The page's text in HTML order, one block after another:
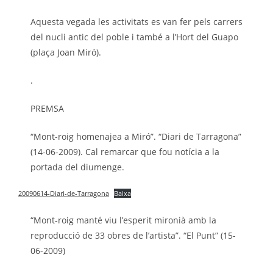
Aquesta vegada les activitats es van fer pels carrers
del nucli antic del poble i també a l’Hort del Guapo
(plaça Joan Miró).
.
PREMSA
“Mont-roig homenajea a Miró”. “Diari de Tarragona”
(14-06-2009). Cal remarcar que fou notícia a la
portada del diumenge.
20090614-Diari-de-Tarragona Baixa
“Mont-roig manté viu l’esperit mironià amb la
reproducció de 33 obres de l’artista”. “El Punt” (15-
06-2009)